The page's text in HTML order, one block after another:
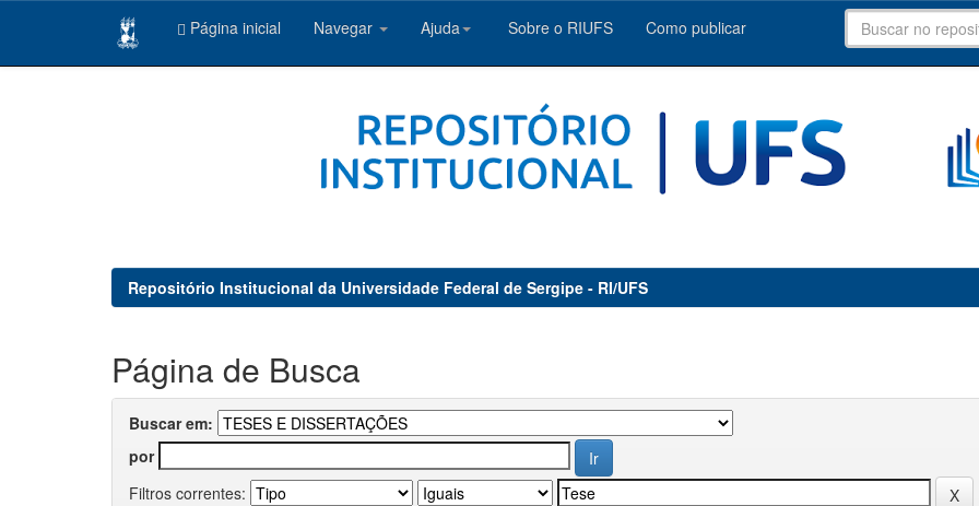
Página inicial Navegar Ajuda Sobre o RIUFS Como publicar
Repositório Institucional da Universidade Federal de Sergipe - RI/UFS
Página de Busca
Buscar em:
por
Filtros correntes: